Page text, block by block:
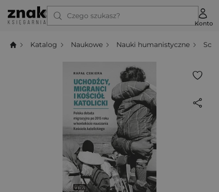
Czego szukasz?
Konto
Katalog Naukowe Nauki humanistyczne